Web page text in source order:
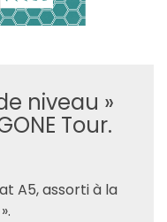
niveau »
Tour.
A5, assorti à la